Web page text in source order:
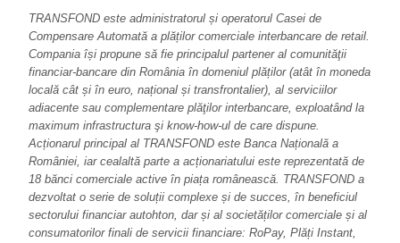
TRANSFOND este administratorul și operatorul Casei de
Compensare Automată a plăților comerciale interbancare de retail.
Compania își propune să fie principalul partener al comunităţii
financiar-bancare din România în domeniul plăților (atât în moneda
locală cât și în euro, național și transfrontalier), al serviciilor
adiacente sau complementare plăţilor interbancare, exploatând la
maximum infrastructura şi know-how-ul de care dispune.
Acționarul principal al TRANSFOND este Banca Națională a
României, iar cealaltă parte a acționariatului este reprezentată de
18 bănci comerciale active în piața românească. TRANSFOND a
dezvoltat o serie de soluții complexe și de succes, în beneficiul
sectorului financiar autohton, dar și al societăților comerciale și al
consumatorilor finali de servicii financiare: RoPay, Plăți Instant,